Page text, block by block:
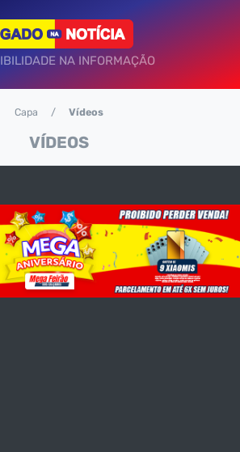
NA INFORMAÇÃO
VÍDEOS
Capa Vídeos